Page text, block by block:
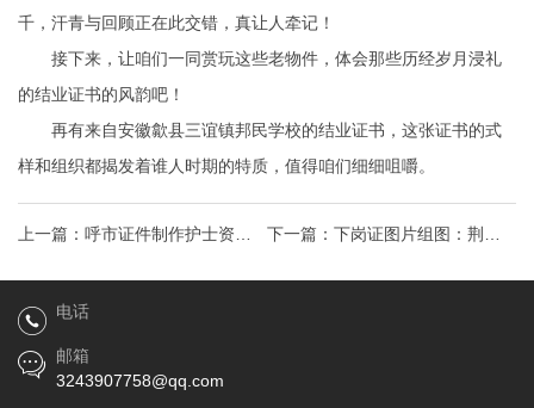
千，汗青与回顾正在此交错，真让人牵记！
接下来，让咱们一同赏玩这些老物件，体会那些历经岁月浸礼
的结业证书的风韵吧！
再有来自安徽歙县三谊镇邦民学校的结业证书，这张证书的式
样和组织都揭发着谁人时期的特质，值得咱们细细咀嚼。
上一篇： 呼市证件制作护士资格
证书怎么考护士资格考试是怎么
考的
下一篇： 下岗证图片组图：荆州
新城城市客厅展厅最新进展来
电话
邮箱
3243907758@qq.com